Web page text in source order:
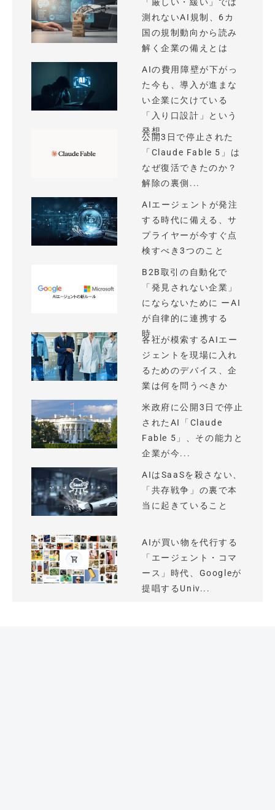
測れないAI規制、6カ
国の規制動向から読み
解く企業の備えとは
AIの費用障壁が下がっ
た今も、導入が進まな
い企業に欠けている
「入り口設計」という
発想
公開3日で停止された
「Claude Fable 5」は
なぜ復活できたのか？
解除の裏側...
AIエージェントが発注
する時代に備える、サ
プライヤーが今すぐ点
検すべき3つのこと
B2B取引の自動化で
「発見されない企業」
にならないために ーAI
が自律的に連携する
時...
各社が模索するAIエー
ジェントを現場に入れ
るためのデバイス、企
業は何を問うべきか
米政府に公開3日で停止
されたAI「Claude
Fable 5」、その能力と
企業が今...
AIはSaaSを殺さない、
「共存戦争」の裏で本
当に起きていること
AIが買い物を代行する
「エージェント・コマ
ース」時代、Googleが
提唱するUniv...